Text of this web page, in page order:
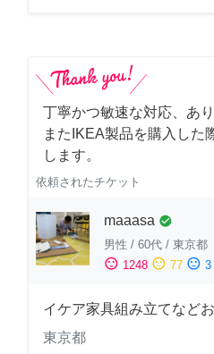
丁寧かつ敏速な対応、あ
またIKEA製品を購入した
します。
依頼されたチケット
maaasa check_circle
男性 / 60代 / 東京都
sentiment_satisfied 1248 sentiment_neutral 77 sentiment_dissatisfied 3
イケア家具組み立てなど
東京都